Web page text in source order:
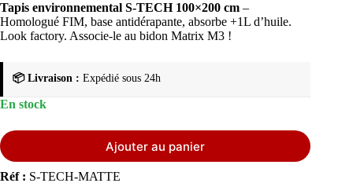
Tapis environnemental S-TECH 100×200 cm –
Homologué FIM, base antidérapante, absorbe +1L d’huile.
Look factory. Associe-le au bidon Matrix M3 !
📦 Livraison : Expédié sous 24h
En stock
Ajouter au panier
Réf : S-TECH-MATTE